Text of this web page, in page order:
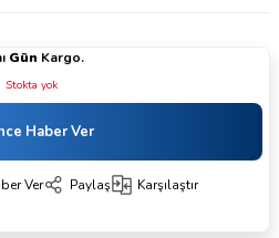
Gün Kargo.
Stokta yok
Haber Ver
Ver Paylaş Karşılaştır